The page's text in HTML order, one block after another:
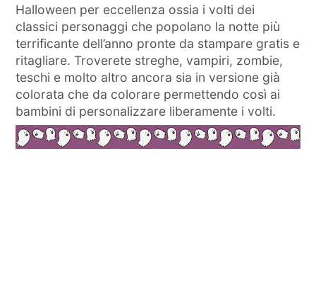
Halloween per eccellenza ossia i volti dei
classici personaggi che popolano la notte più
terrificante dell’anno pronte da stampare gratis e
ritagliare. Troverete streghe, vampiri, zombie,
teschi e molto altro ancora sia in versione già
colorata che da colorare permettendo così ai
bambini di personalizzare liberamente i volti.